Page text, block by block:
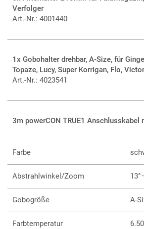
Verfolger
Art.-Nr.: 4001440
1x Gobohalter drehbar, A-Size, für
Topaze, Lucy, Super Korrigan, Flo,
Art.-Nr.: 4023541
3m powerCON TRUE1 Anschlusskabel
Farbe
Abstrahlwinkel/Zoom
Gobogröße A-
Farbtemperatur